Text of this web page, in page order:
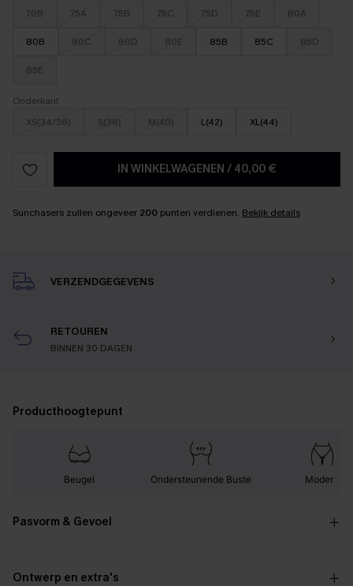
70B
75A 75B 75C 75D 75E 80A
80B 80C 80D 80E 85B 85C 85D
85E
Onderkant
XS(34/36)
S(38) M(40) L(42) XL(44)
IN WINKELWAGENEN / 40,00 €
Sunchasers zullen ongeveer 200 punten verdienen. Bekijk details
VERZENDGEGEVENS
RETOUREN
BINNEN 30 DAGEN
Producthoogtepunt
Beugel Ondersteunende Buste Modern
Pasvorm & Gevoel
Ontwerp en extra's